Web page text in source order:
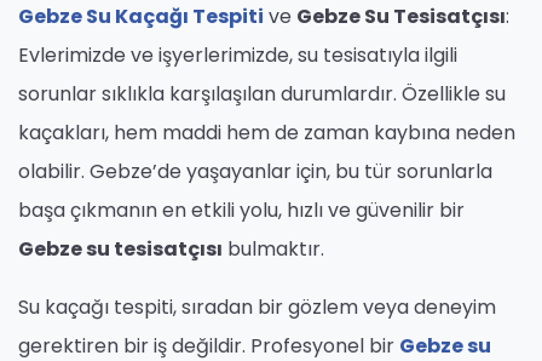
Gebze Su Kaçağı Tespiti ve Gebze Su Tesisatçısı:
Evlerimizde ve işyerlerimizde, su tesisatıyla ilgili
sorunlar sıklıkla karşılaşılan durumlardır. Özellikle su
kaçakları, hem maddi hem de zaman kaybına neden
olabilir. Gebze’de yaşayanlar için, bu tür sorunlarla
başa çıkmanın en etkili yolu, hızlı ve güvenilir bir
Gebze su tesisatçısı bulmaktır.
Su kaçağı tespiti, sıradan bir gözlem veya deneyim
gerektiren bir iş değildir. Profesyonel bir Gebze su